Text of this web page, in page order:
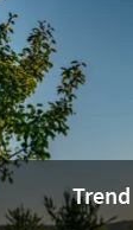
Trend